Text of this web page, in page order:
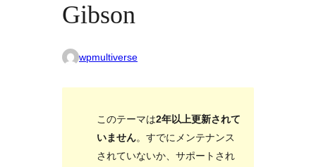
Gibson
wpmultiverse
このテーマは2年以上更新されて
いません。すでにメンテナンス
されていないか、サポートされ